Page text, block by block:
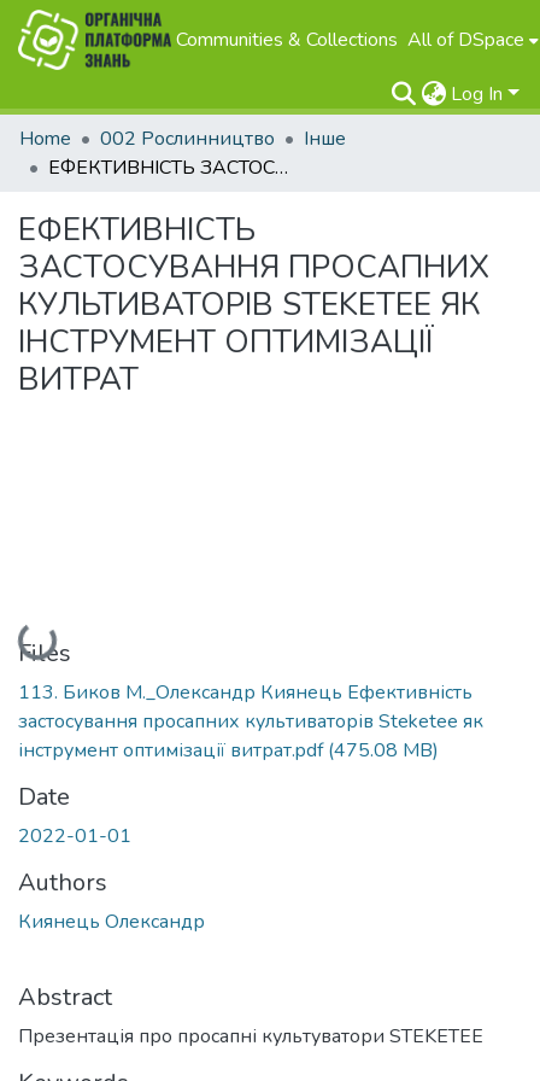
Communities & Collections All of DSpace
Log In
Home
002 Рослинництво
Інше
ЕФЕКТИВНІСТЬ ЗАСТОСУВАННЯ ПРОСАПНИХ КУЛЬТИВАТОРІВ STEKETEE ЯК ІНСТРУМЕНТ ОПТИМІЗАЦІЇ ВИТРАТ
ЕФЕКТИВНІСТЬ
ЗАСТОСУВАННЯ ПРОСАПНИХ
КУЛЬТИВАТОРІВ STEKETEE ЯК
ІНСТРУМЕНТ ОПТИМІЗАЦІЇ
ВИТРАТ
Loading...
Files
113. Биков М._Олександр Киянець Ефективність
застосування просапних культиваторів Steketee як
інструмент оптимізації витрат.pdf(475.08 MB)
Date
2022-01-01
Authors
Киянець Олександр
Abstract
Презентація про просапні культуватори STEKETEE